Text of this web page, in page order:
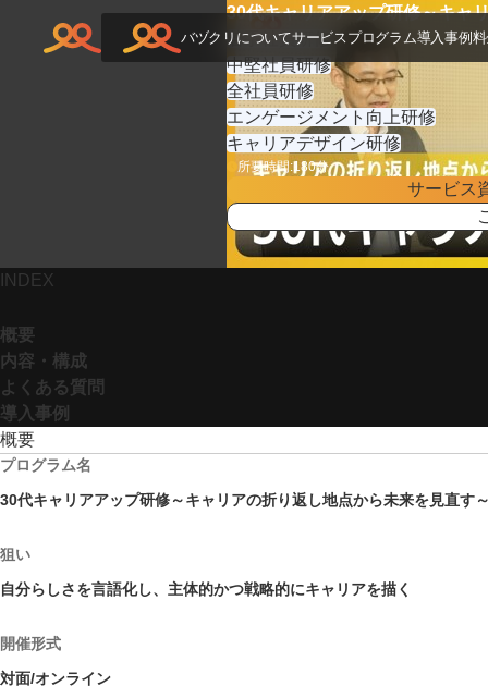
バヅクリについてサービスプログラム導入事例
TOP > 研修プログラム > 30代キャリアアッ
30代キャリアアップ研修～キャ
若手社員研修
中堅社員研修
全社員研修
エンゲージメント向上研修
キャリアデザイン研修
所要時間:180分
サービス
INDEX
概要
内容・構成
よくある質問
導入事例
概要
プログラム名
30代キャリアアップ研修～キャリアの折り返し地点から未来を見直す
狙い
自分らしさを言語化し、主体的かつ戦略的にキャリアを描く
開催形式
対面/オンライン